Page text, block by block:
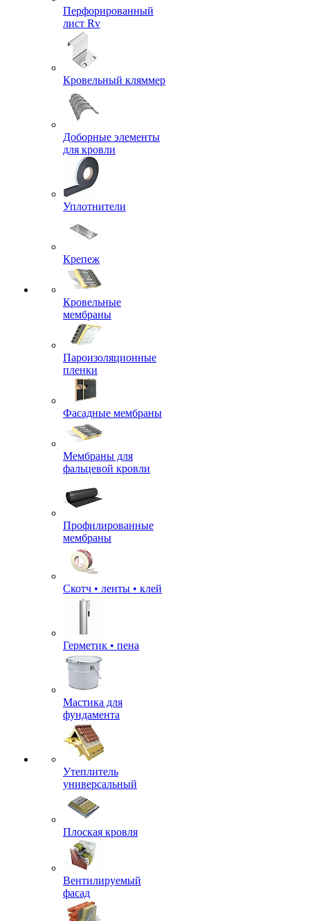
Перфорированный
лист Rv
Кровельный кляммер
Доборные элементы
для кровли
Уплотнители
Крепеж
Кровельные
мембраны
Пароизоляционные
пленки
Фасадные мембраны
Мембраны для
фальцевой кровли
Профилированные
мембраны
Скотч • ленты • клей
Герметик • пена
Мастика для
фундамента
Утеплитель
универсальный
Плоская кровля
Вентилируемый
фасад